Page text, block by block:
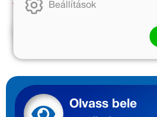
1 749 Ft
Olvass bele
Beállítások